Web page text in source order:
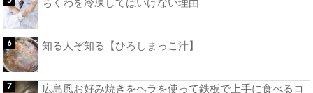
知る人ぞ知る【ひろしまっこ汁】
広島風お好み焼きをヘラを使って鉄板で上手に食べるコ